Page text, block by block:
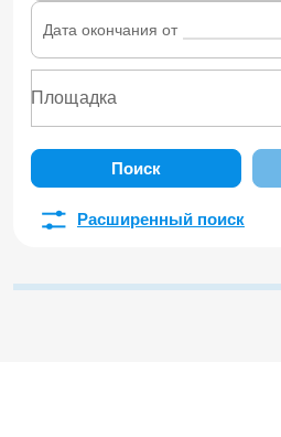
Дата окончания от
Поиск
Расширенный поиск